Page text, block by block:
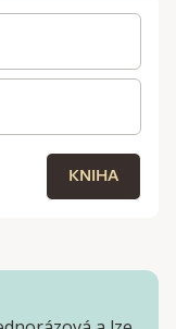
pobyt
KNIHA